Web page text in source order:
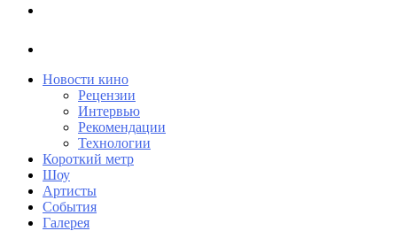
Новости кино
Рецензии
Интервью
Рекомендации
Технологии
Короткий метр
Шоу
Артисты
События
Галерея